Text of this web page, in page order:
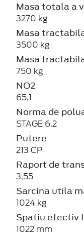
Masa totala a
3270 kg
Masa
3500 kg
Masa
750 kg
NO2
65,1
Norma de
STAGE 6.2
Putere
213 CP
Raport de
3,55
Sarcina utila
1024 kg
Spatiu efectiv
1022 mm